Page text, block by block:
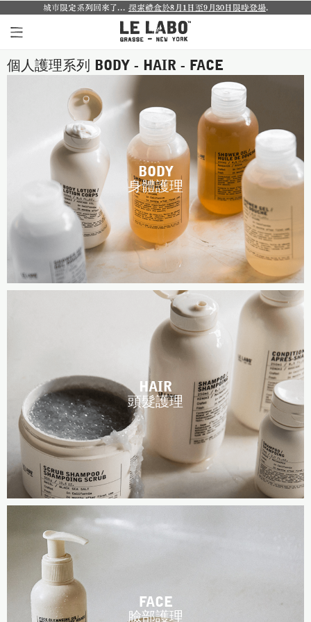
個人香氛系列
室內香氛系列
個人護理系列
日常理容系列
探索體驗裝
關於我們
城市限定系列回來了... 探索禮盒於8月1日至9月30日限時登場.
個人護理系列 BODY - HAIR - FACE
BODY
身體護理
HAIR
頭髮護理
FACE
臉部護理